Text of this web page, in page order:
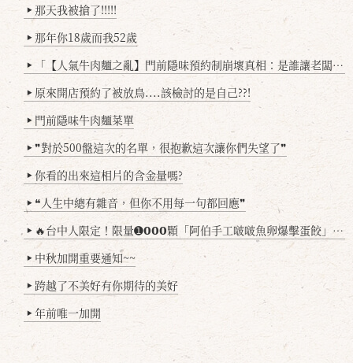
▶ 那天我被搶了!!!!!
▶ 那年你18歲而我52歲
▶ 「【人氣牛肉麵之亂】門前隱味預約制崩壞真相：是誰讓老闆心灰意冷？」
▶ 原來開店預約了被放鳥....該檢討的是自己??!
▶ 門前隱味牛肉麵菜單
▶ ❞對於500盤這次的名單，很抱歉這次讓你們失望了❞
▶ 你看的出來這相片的含金量嗎?
▶ ❝人生中總有雜音，但你不用每一句都回應❞
▶ 🔥台中人限定！限量➊𝟬𝟬𝟬顆「阿伯手工啵啵魚卵爆擊蛋餃」台北已被搶爆2萬顆，最後名額門前隱味只留給你！🥟💥
▶ 中秋加開重要通知~~
▶ 跨越了不美好有你期待的美好
▶ 年前唯一加開